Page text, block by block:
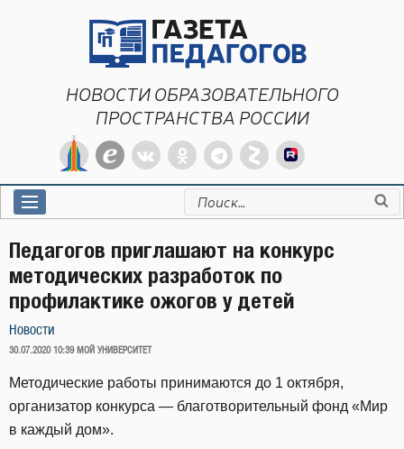
НОВОСТИ ОБРАЗОВАТЕЛЬНОГО
ПРОСТРАНСТВА РОССИИ
Искать:
Педагогов приглашают на конкурс
методических разработок по
профилактике ожогов у детей
Новости
ОПУБЛИКОВАНО
30.07.2020 10:39 МОЙ УНИВЕРСИТЕТ
Методические работы принимаются до 1 октября,
организатор конкурса — благотворительный фонд «Мир
в каждый дом».